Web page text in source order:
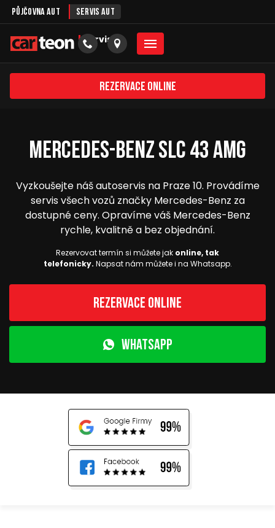
Půjčovna aut Servis aut
servis
Rezervace online
Mercedes-Benz SLC 43 AMG
Vyzkoušejte náš autoservis na Praze 10. Provádíme
servis všech vozů značky Mercedes-Benz za
dostupné ceny. Opravíme váš Mercedes-Benz
rychle, kvalitně a bez objednání.
Rezervovat termín si můžete jak online, tak
telefonicky. Napsat nám můžete i na Whatsapp.
Rezervace online
WhatsApp